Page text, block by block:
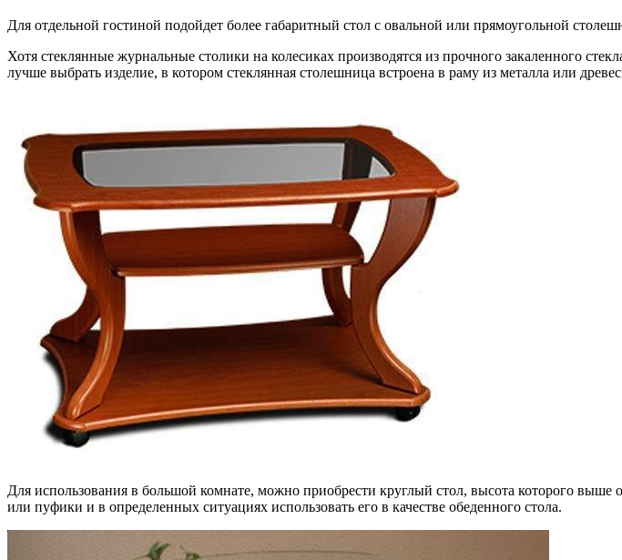
Для отдельной гостиной подойдет более габаритный стол с овальной или прямоугольной
Хотя стеклянные журнальные столики на колесиках производятся из прочного закаленного
лучше выбрать изделие, в котором стеклянная столешница встроена в раму из металла или
Для использования в большой комнате, можно приобрести круглый стол, высота которого
или пуфики и в определенных ситуациях использовать его в качестве обеденного стола.